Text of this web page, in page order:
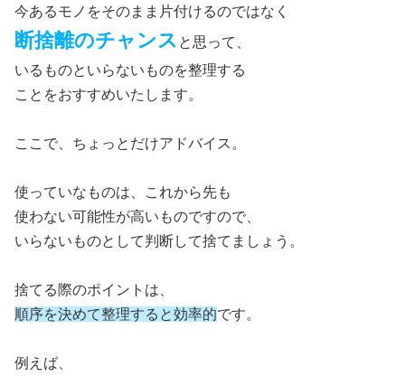
今あるモノをそのまま片付けるのではなく
断捨離のチャンス と思って、
いるものといらないものを整理する
ことをおすすめいたします。
ここで、ちょっとだけアドバイス。
使っていなものは、これから先も
使わない可能性が高いものですので、
いらないものとして判断して捨てましょう。
捨てる際のポイントは、
順序を決めて整理すると効率的です。
例えば、